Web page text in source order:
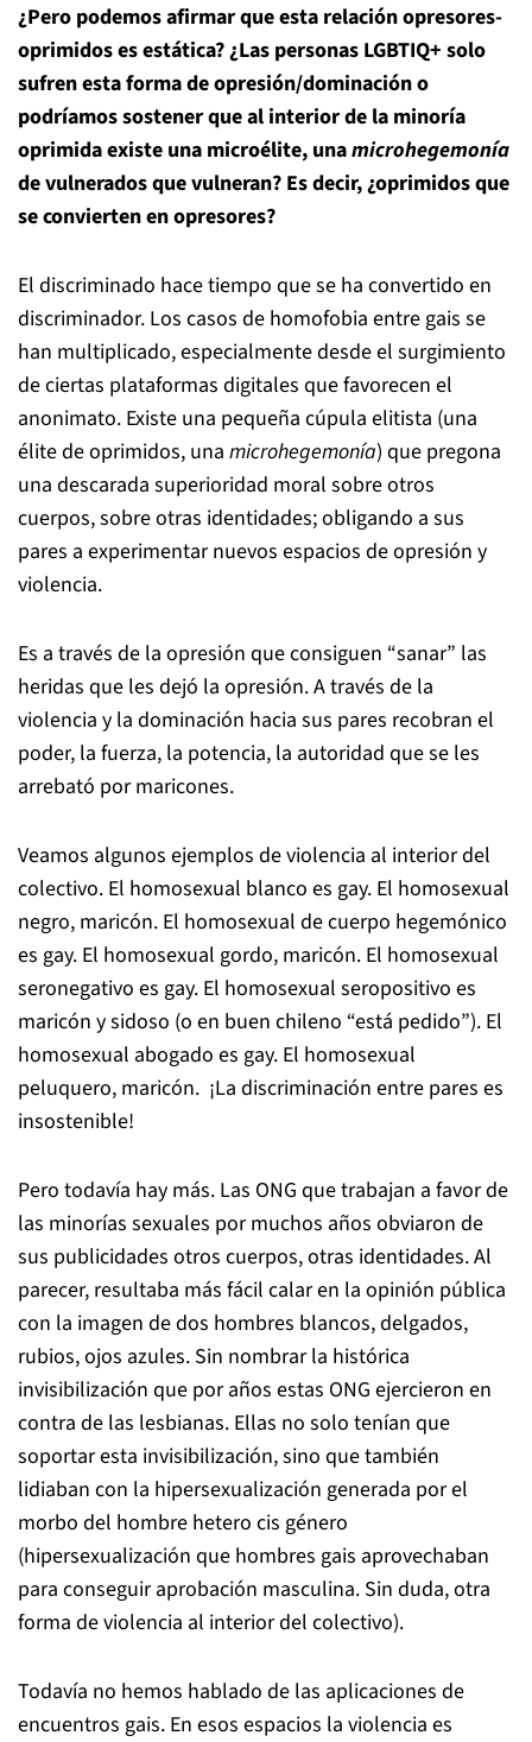
¿Pero podemos afirmar que esta relación opresores-
oprimidos es estática? ¿Las personas LGBTIQ+ solo
sufren esta forma de opresión/dominación o
podríamos sostener que al interior de la minoría
oprimida existe una microélite, unamicrohegemonía
de vulnerados que vulneran? Es decir, ¿oprimidos que
se convierten en opresores?
El discriminado hace tiempo que se ha convertido en
discriminador. Los casos de homofobia entre gais se
han multiplicado, especialmente desde el surgimiento
de ciertas plataformas digitales que favorecen el
anonimato. Existe una pequeña cúpula elitista (una
élite de oprimidos, una microhegemonía) que pregona
una descarada superioridad moral sobre otros
cuerpos, sobre otras identidades; obligando a sus
pares a experimentar nuevos espacios de opresión y
violencia.
Es a través de la opresión que consiguen “sanar” las
heridas que les dejó la opresión. A través de la
violencia y la dominación hacia sus pares recobran el
poder, la fuerza, la potencia, la autoridad que se les
arrebató por maricones.
Veamos algunos ejemplos de violencia al interior del
colectivo. El homosexual blanco es gay. El homosexual
negro, maricón. El homosexual de cuerpo hegemónico
es gay. El homosexual gordo, maricón. El homosexual
seronegativo es gay. El homosexual seropositivo es
maricón y sidoso (o en buen chileno “está pedido”). El
homosexual abogado es gay. El homosexual
peluquero, maricón. ¡La discriminación entre pares es
insostenible!
Pero todavía hay más. Las ONG que trabajan a favor de
las minorías sexuales por muchos años obviaron de
sus publicidades otros cuerpos, otras identidades. Al
parecer, resultaba más fácil calar en la opinión pública
con la imagen de dos hombres blancos, delgados,
rubios, ojos azules. Sin nombrar la histórica
invisibilización que por años estas ONG ejercieron en
contra de las lesbianas. Ellas no solo tenían que
soportar esta invisibilización, sino que también
lidiaban con la hipersexualización generada por el
morbo del hombre hetero cis género
(hipersexualización que hombres gais aprovechaban
para conseguir aprobación masculina. Sin duda, otra
forma de violencia al interior del colectivo).
Todavía no hemos hablado de las aplicaciones de
encuentros gais. En esos espacios la violencia es